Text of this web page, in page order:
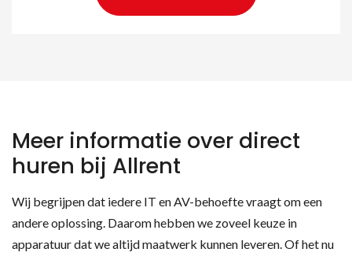
Meer informatie over direct
huren bij Allrent
Wij begrijpen dat iedere IT en AV-behoefte vraagt om een
andere oplossing. Daarom hebben we zoveel keuze in
apparatuur dat we altijd maatwerk kunnen leveren. Of het nu